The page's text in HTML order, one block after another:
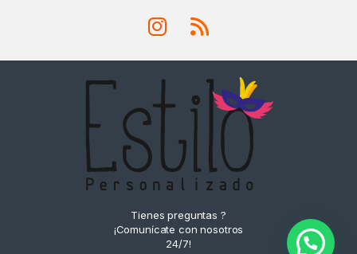
Tienes preguntas ?
¡Comunícate con nosotros
24/7!